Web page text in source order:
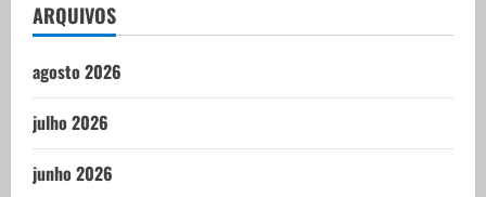
ARQUIVOS
agosto 2026
julho 2026
junho 2026